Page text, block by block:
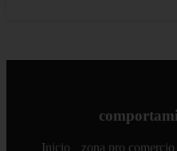
Inicio zona pro comercio